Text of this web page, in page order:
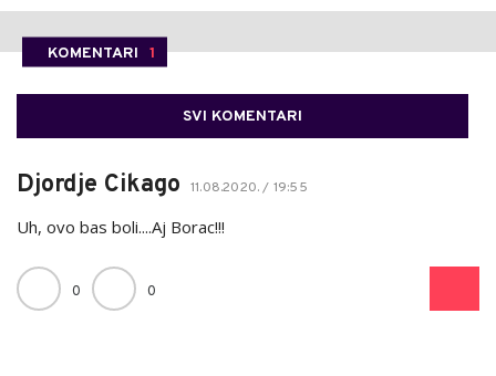
KOMENTARI 1
SVI KOMENTARI
Djordje Cikago 11.08.2020. / 19:55
Uh, ovo bas boli....Aj Borac!!!
0 0